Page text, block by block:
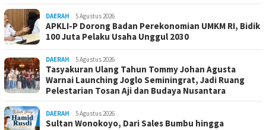
DAERAH 5 Agustus 2026
APKLI-P Dorong Badan Perekonomian UMKM RI, Bidik
100 Juta Pelaku Usaha Unggul 2030
DAERAH 5 Agustus 2026
Tasyakuran Ulang Tahun Tommy Johan Agusta
Warnai Launching Joglo Seminingrat, Jadi Ruang
Pelestarian Tosan Aji dan Budaya Nusantara
DAERAH 5 Agustus 2026
Sultan Wonokoyo, Dari Sales Bumbu hingga